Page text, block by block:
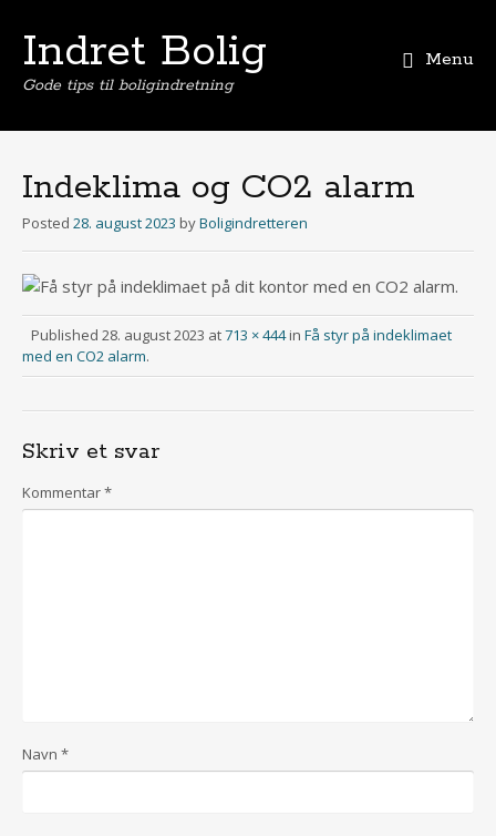
Indret Bolig
Gode tips til boligindretning
Menu
Indeklima og CO2 alarm
Posted 28. august 2023 byBoligindretteren
Published 28. august 2023 at713 × 444in Få styr på indeklimaet
med en CO2 alarm.
Skriv et svar
Kommentar*
Navn *